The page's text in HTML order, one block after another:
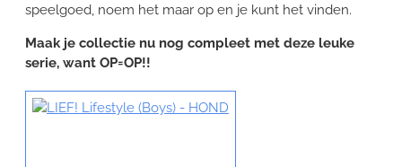
speelgoed, noem het maar op en je kunt het vinden.
Maak je collectie nu nog compleet met deze leuke
serie, want OP=OP!!